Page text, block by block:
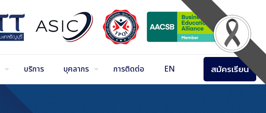
บริการ บุคลากร การติดต่อ EN สมัครเรียน